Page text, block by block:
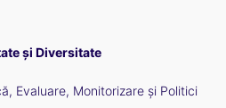
și Diversitate
Evaluare, Monitorizare și Politici